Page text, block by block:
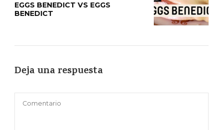
EGGS BENEDICT VS EGGS
BENEDICT
Deja una respuesta